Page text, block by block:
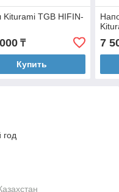
Kiturami TGB HIFIN-
₸
Купить
7
год